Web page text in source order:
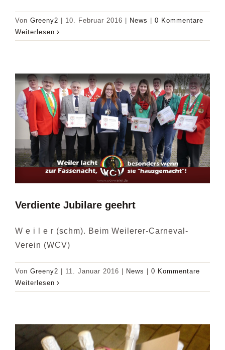
Von Greeny2 10. Februar 2016 News
0 Kommentare
Weiterlesen
Verdiente Jubilare geehrt
W e i l e r (schm). Beim Weilerer-Carneval-
Verein (WCV)
Von Greeny2 11. Januar 2016 News
0 Kommentare
Weiterlesen